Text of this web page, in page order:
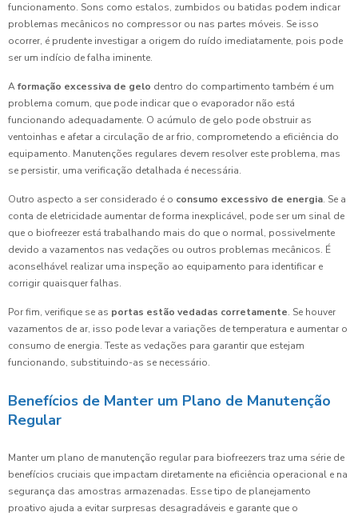
funcionamento. Sons como estalos, zumbidos ou batidas podem indicar
problemas mecânicos no compressor ou nas partes móveis. Se isso
ocorrer, é prudente investigar a origem do ruído imediatamente, pois pode
ser um indício de falha iminente.
Aformação excessiva de gelo dentro do compartimento também é um
problema comum, que pode indicar que o evaporador não está
funcionando adequadamente. O acúmulo de gelo pode obstruir as
ventoinhas e afetar a circulação de ar frio, comprometendo a eficiência do
equipamento. Manutenções regulares devem resolver este problema, mas
se persistir, uma verificação detalhada é necessária.
Outro aspecto a ser considerado é o consumo excessivo de energia. Se a
conta de eletricidade aumentar de forma inexplicável, pode ser um sinal de
que o biofreezer está trabalhando mais do que o normal, possivelmente
devido a vazamentos nas vedações ou outros problemas mecânicos. É
aconselhável realizar uma inspeção ao equipamento para identificar e
corrigir quaisquer falhas.
Por fim, verifique se as portas estão vedadas corretamente. Se houver
vazamentos de ar, isso pode levar a variações de temperatura e aumentar o
consumo de energia. Teste as vedações para garantir que estejam
funcionando, substituindo-as se necessário.
Benefícios de Manter um Plano de Manutenção
Regular
Manter um plano de manutenção regular para biofreezers traz uma série de
benefícios cruciais que impactam diretamente na eficiência operacional e na
segurança das amostras armazenadas. Esse tipo de planejamento
proativo ajuda a evitar surpresas desagradáveis e garante que o